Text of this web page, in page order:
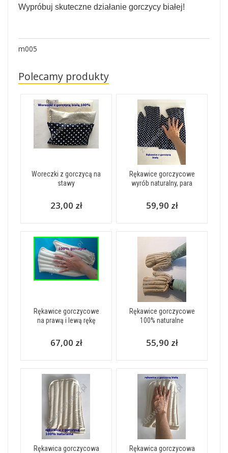
Wypróbuj skuteczne działanie gorczycy białej!
m005
Polecamy produkty
Woreczki z gorczycą na
stawy
23,00 zł
Rękawice gorczycowe
wyrób naturalny, para
59,90 zł
Rękawice gorczycowe
na prawą i lewą rękę
67,00 zł
Rękawice gorczycowe
100% naturalne
55,90 zł
Rękawica gorczycowa
Rękawica gorczycowa